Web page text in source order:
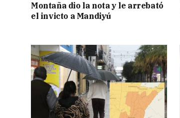
Montaña dio la nota y le arrebató
el invicto a Mandiyú